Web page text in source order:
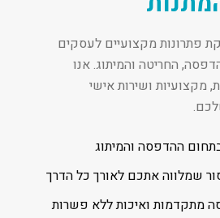
פתרונות מקצועיים לעסקים
החריטה והמיתוג. אנו
מקצועיות ושירות אישי
ההדפסה והמיתוג
שמלווה אתכם לאורך כל הדרך
מתקדמות ואיכות ללא פשרות